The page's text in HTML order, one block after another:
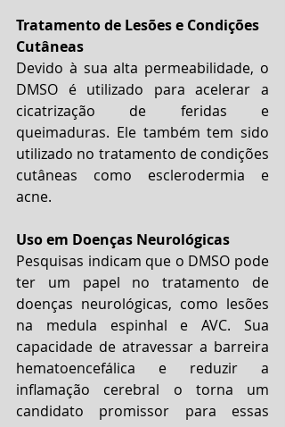
Tratamento de Lesões e Condições
Cutâneas
Devido à sua alta permeabilidade, o
DMSO é utilizado para acelerar a
cicatrização de feridas e
queimaduras. Ele também tem sido
utilizado no tratamento de condições
cutâneas como esclerodermia e
acne.
Uso em Doenças Neurológicas
Pesquisas indicam que o DMSO pode
ter um papel no tratamento de
doenças neurológicas, como lesões
na medula espinhal e AVC. Sua
capacidade de atravessar a barreira
hematoencefálica e reduzir a
inflamação cerebral o torna um
candidato promissor para essas